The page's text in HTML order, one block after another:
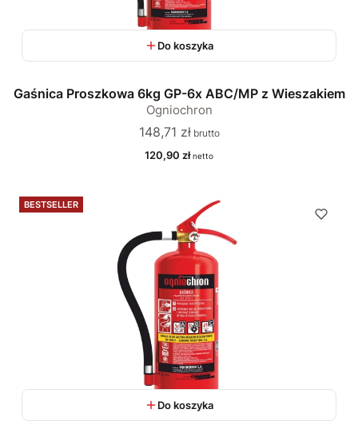
Do koszyka
Gaśnica Proszkowa 6kg GP-6x ABC/MP z Wieszakiem
Ogniochron
Cena
148,71 zł
Cena
120,90 zł
BESTSELLER
Do koszyka